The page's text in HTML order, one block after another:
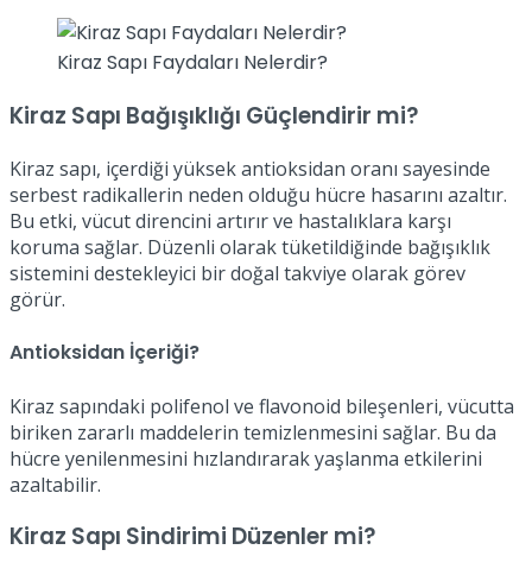
Kiraz Sapı Faydaları Nelerdir?
Kiraz Sapı Bağışıklığı Güçlendirir mi?
Kiraz sapı, içerdiği yüksek antioksidan oranı sayesinde
serbest radikallerin neden olduğu hücre hasarını azaltır.
Bu etki, vücut direncini artırır ve hastalıklara karşı
koruma sağlar. Düzenli olarak tüketildiğinde bağışıklık
sistemini destekleyici bir doğal takviye olarak görev
görür.
Antioksidan İçeriği?
Kiraz sapındaki polifenol ve flavonoid bileşenleri, vücutta
biriken zararlı maddelerin temizlenmesini sağlar. Bu da
hücre yenilenmesini hızlandırarak yaşlanma etkilerini
azaltabilir.
Kiraz Sapı Sindirimi Düzenler mi?